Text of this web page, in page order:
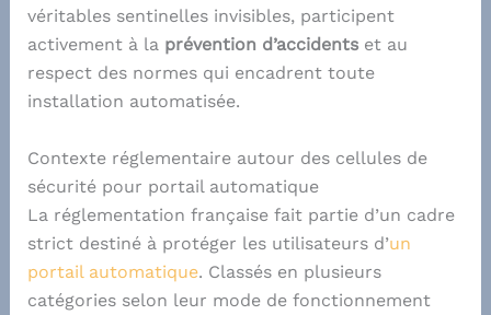
véritables sentinelles invisibles, participent
activement à la prévention d’accidentset au
respect des normes qui encadrent toute
installation automatisée.
Contexte réglementaire autour des cellules de
sécurité pour portail automatique
La réglementation française fait partie d’un cadre
strict destiné à protéger les utilisateurs d’un
portail automatique. Classés en plusieurs
catégories selon leur mode de fonctionnement